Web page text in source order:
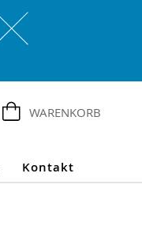
WARENKORB
Kontakt